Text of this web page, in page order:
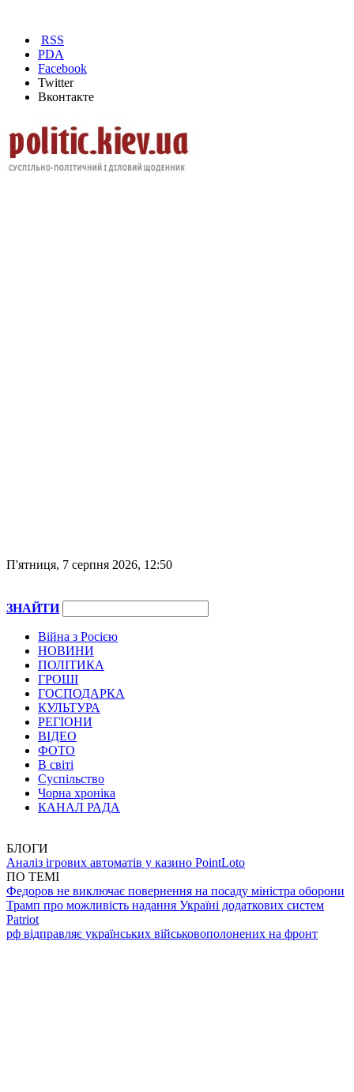
RSS
PDA
Facebook
Twitter
Вконтакте
П'ятниця, 7 серпня 2026, 12:50
ЗНАЙТИ
Війна з Росією
НОВИНИ
ПОЛІТИКА
ГРОШІ
ГОСПОДАРКА
КУЛЬТУРА
РЕГІОНИ
ВІДЕО
ФОТО
В світі
Суспільство
Чорна хроніка
КАНАЛ РАДА
БЛОГИ
Аналіз ігрових автоматів у казино PointLoto
ПО ТЕМІ
Федоров не виключає повернення на посаду міністра оборони
Трамп про можливість надання Україні додаткових систем
Patriot
рф відправляє українських військовополонених на фронт